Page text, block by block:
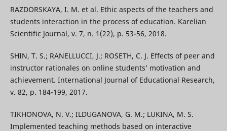
RAZDORSKAYA, I. M. et al. Ethic aspects of the teachers and
students interaction in the process of education. Karelian
Scientific Journal, v. 7, n. 1(22), p. 53-56, 2018.
SHIN, T. S.; RANELLUCCI, J.; ROSETH, C. J. Effects of peer and
instructor rationales on online students’ motivation and
achievement. International Journal of Educational Research,
v. 82, p. 184-199, 2017.
TIKHONOVA, N. V.; ILDUGANOVA, G. M.; LUKINA, M. S.
Implemented teaching methods based on interactive